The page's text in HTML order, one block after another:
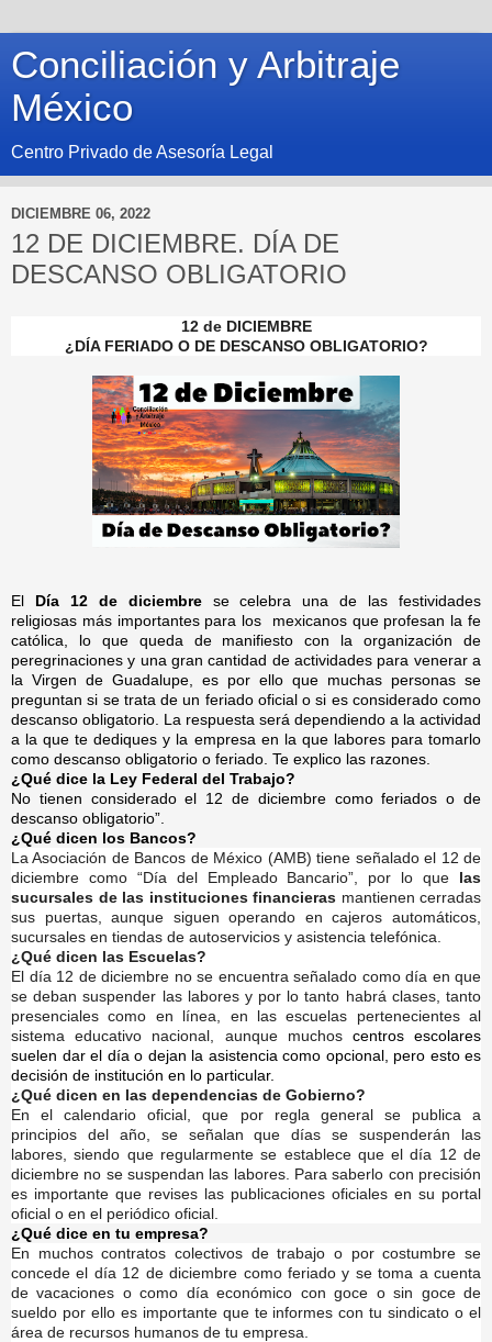
Conciliación y Arbitraje
México
Centro Privado de Asesoría Legal
DICIEMBRE 06, 2022
12 DE DICIEMBRE. DÍA DE
DESCANSO OBLIGATORIO
12 de DICIEMBRE
¿DÍA FERIADO O DE DESCANSO OBLIGATORIO?
El Día 12 de diciembre
se celebra una de las festividades
religiosas más importantes para los
mexicanos que profesan la fe
católica, lo que queda de manifiesto con la organización de
peregrinaciones y una gran cantidad de actividades para venerar a
la Virgen de Guadalupe, es por ello que muchas personas se
preguntan si se trata de un feriado oficial o si es considerado como
descanso obligatorio. La respuesta será dependiendo a la actividad
a la que te dediques y la empresa en la que labores para tomarlo
como descanso obligatorio o feriado. Te explico las razones.
¿Qué dice la Ley Federal del Trabajo?
No tienen considerado el 12 de diciembre como feriados o de
descanso obligatorio”.
¿Qué dicen los Bancos?
La Asociación de Bancos de México (AMB) tiene señalado el 12 de
diciembre como “Día del Empleado Bancario”, por lo que las
sucursales de las instituciones financieras mantienen cerradas
sus puertas, aunque siguen operando en cajeros automáticos,
sucursales en tiendas de autoservicios y asistencia telefónica.
¿Qué dicen las Escuelas?
El día 12 de diciembre no se encuentra señalado como día en que
se deban suspender las labores y por lo tanto habrá clases, tanto
presenciales como en línea, en las escuelas pertenecientes al
sistema educativo nacional, aunque muchos centros escolares
suelen dar el día o dejan la asistencia como opcional, pero esto es
decisión de institución en lo particular.
¿Qué dicen en las dependencias de Gobierno?
En el calendario oficial, que por regla general se publica a
principios del año, se señalan que días se suspenderán las
labores, siendo que regularmente se establece que el día 12 de
diciembre no se suspendan las labores. Para saberlo con precisión
es importante que revises las publicaciones oficiales en su portal
oficial o en el periódico oficial.
¿Qué dice en tu empresa?
En muchos contratos colectivos de trabajo o por costumbre se
concede el día 12 de diciembre como feriado y se toma a cuenta
de vacaciones o como día económico con goce o sin goce de
sueldo por ello es importante que te informes con tu sindicato o el
área de recursos humanos de tu empresa.